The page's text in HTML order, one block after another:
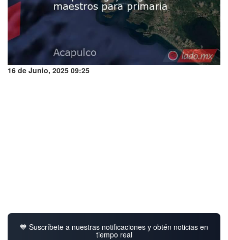
16 de Junio, 2025 09:25
💙 Suscríbete a nuestras notificaciones y obtén noticias en
tiempo real